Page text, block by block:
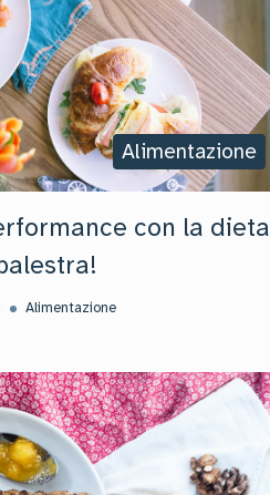
Alimentazione
con la dieta
Alimentazione